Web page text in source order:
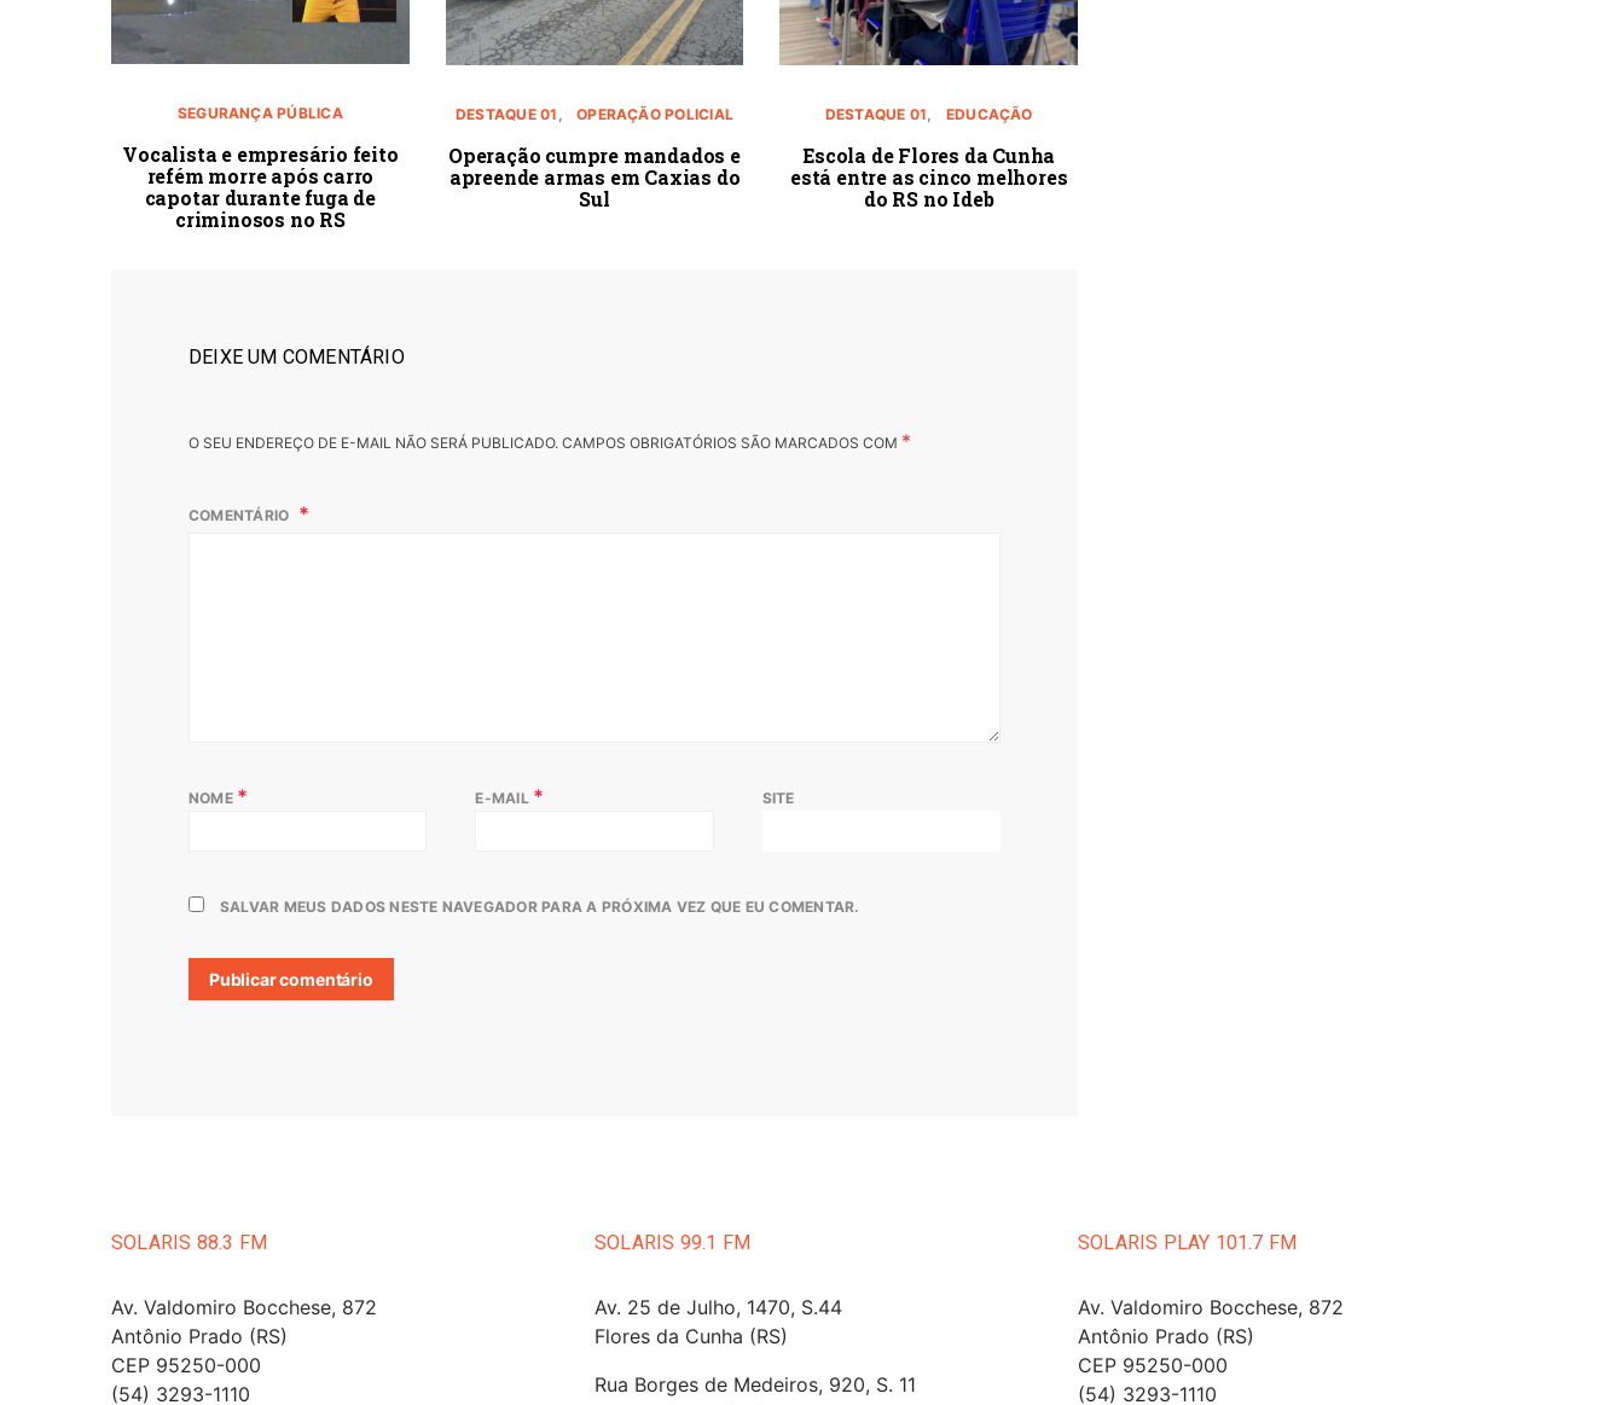
SEGURANÇA PÚBLICA
Vocalista e empresário feito
refém morre após carro
capotar durante fuga de
criminosos no RS
DESTAQUE 01 OPERAÇÃO POLICIAL
Operação cumpre mandados e
apreende armas em Caxias do
Sul
DESTAQUE 01 EDUCAÇÃO
Escola de Flores da Cunha
está entre as cinco melhores
do RS no Ideb
DEIXE UM COMENTÁRIO
O SEU ENDEREÇO DE E-MAIL NÃO SERÁ PUBLICADO. CAMPOS OBRIGATÓRIOS SÃO MARCADOS COM *
COMENTÁRIO
NOME * E-MAIL * SITE
SALVAR MEUS DADOS NESTE NAVEGADOR PARA A PRÓXIMA VEZ QUE EU COMENTAR.
SOLARIS 88.3 FM
Av. Valdomiro Bocchese, 872
Antônio Prado (RS)
CEP 95250-000
(54) 3293-1110
SOLARIS 99.1 FM
Av. 25 de Julho, 1470, S.44
Flores da Cunha (RS)
Rua Borges de Medeiros, 920, S. 11
SOLARIS PLAY 101.7 FM
Av. Valdomiro Bocchese, 872
Antônio Prado (RS)
CEP 95250-000
(54) 3293-1110